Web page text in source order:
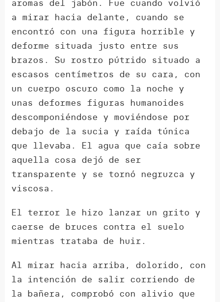
aromas del jabón. Fue cuando volvió
a mirar hacia delante, cuando se
encontró con una figura horrible y
deforme situada justo entre sus
brazos. Su rostro pútrido situado a
escasos centímetros de su cara, con
un cuerpo oscuro como la noche y
unas deformes figuras humanoides
descomponiéndose y moviéndose por
debajo de la sucia y raída túnica
que llevaba. El agua que caía sobre
aquella cosa dejó de ser
transparente y se tornó negruzca y
viscosa.
El terror le hizo lanzar un grito y
caerse de bruces contra el suelo
mientras trataba de huir.
Al mirar hacia arriba, dolorido, con
la intención de salir corriendo de
la bañera, comprobó con alivio que